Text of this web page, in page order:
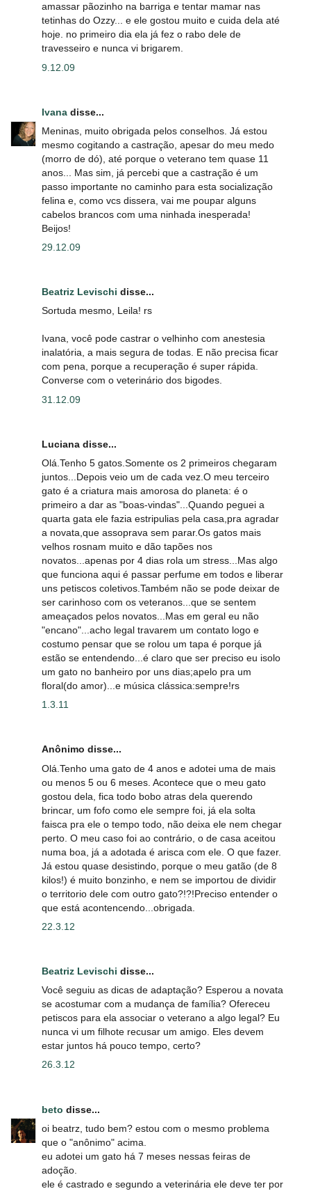
amassar pãozinho na barriga e tentar mamar nas
tetinhas do Ozzy... e ele gostou muito e cuida dela até
hoje. no primeiro dia ela já fez o rabo dele de
travesseiro e nunca vi brigarem.
9.12.09
Ivana disse...
Meninas, muito obrigada pelos conselhos. Já estou
mesmo cogitando a castração, apesar do meu medo
(morro de dó), até porque o veterano tem quase 11
anos... Mas sim, já percebi que a castração é um
passo importante no caminho para esta socialização
felina e, como vcs dissera, vai me poupar alguns
cabelos brancos com uma ninhada inesperada!
Beijos!
29.12.09
Beatriz Levischi disse...
Sortuda mesmo, Leila! rs
Ivana, você pode castrar o velhinho com anestesia
inalatória, a mais segura de todas. E não precisa ficar
com pena, porque a recuperação é super rápida.
Converse com o veterinário dos bigodes.
31.12.09
Luciana disse...
Olá.Tenho 5 gatos.Somente os 2 primeiros chegaram
juntos...Depois veio um de cada vez.O meu terceiro
gato é a criatura mais amorosa do planeta: é o
primeiro a dar as "boas-vindas"...Quando peguei a
quarta gata ele fazia estripulias pela casa,pra agradar
a novata,que assoprava sem parar.Os gatos mais
velhos rosnam muito e dão tapões nos
novatos...apenas por 4 dias rola um stress...Mas algo
que funciona aqui é passar perfume em todos e liberar
uns petiscos coletivos.Também não se pode deixar de
ser carinhoso com os veteranos...que se sentem
ameaçados pelos novatos...Mas em geral eu não
"encano"...acho legal travarem um contato logo e
costumo pensar que se rolou um tapa é porque já
estão se entendendo...é claro que ser preciso eu isolo
um gato no banheiro por uns dias;apelo pra um
floral(do amor)...e música clássica:sempre!rs
1.3.11
Anônimo disse...
Olá.Tenho uma gato de 4 anos e adotei uma de mais
ou menos 5 ou 6 meses. Acontece que o meu gato
gostou dela, fica todo bobo atras dela querendo
brincar, um fofo como ele sempre foi, já ela solta
faisca pra ele o tempo todo, não deixa ele nem chegar
perto. O meu caso foi ao contrário, o de casa aceitou
numa boa, já a adotada é arisca com ele. O que fazer.
Já estou quase desistindo, porque o meu gatão (de 8
kilos!) é muito bonzinho, e nem se importou de dividir
o territorio dele com outro gato?!?!Preciso entender o
que está acontencendo...obrigada.
22.3.12
Beatriz Levischi disse...
Você seguiu as dicas de adaptação? Esperou a novata
se acostumar com a mudança de família? Ofereceu
petiscos para ela associar o veterano a algo legal? Eu
nunca vi um filhote recusar um amigo. Eles devem
estar juntos há pouco tempo, certo?
26.3.12
beto disse...
oi beatrz, tudo bem? estou com o mesmo problema
que o "anônimo" acima.
eu adotei um gato há 7 meses nessas feiras de
adoção.
ele é castrado e segundo a veterinária ele deve ter por